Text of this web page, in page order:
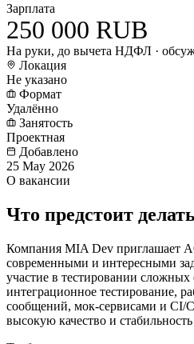
Зарплата
250 000 RUB
На руки, до вычета НДФЛ ·
Локация
Не указано
Формат
Удалённо
Занятость
Проектная
Добавлено
25 May 2026
О вакансии
Что предстоит делать
Компания MIA Dev приглашает
современными и интересными
участие в тестировании сложных
интеграционное тестирование,
сообщений, мок-сервисами и CI/
высокую качество и